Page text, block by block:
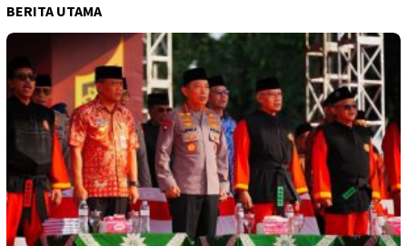
BERITA UTAMA